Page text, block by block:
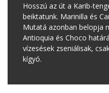
Hosszú az út a Karib-
beiktatunk. Marinilla és
Mutatá azonban belopja
Antioquia és Choco
vízesések zseniálisak,
kígyó.